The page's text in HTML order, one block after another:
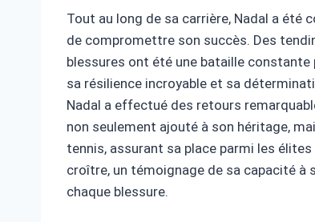
Tout au long de sa carrière, Nadal a été
de compromettre son succès. Des
blessures ont été une bataille constante
sa résilience incroyable et sa
Nadal a effectué des retours
non seulement ajouté à son héritage,
tennis, assurant sa place parmi les
croître, un témoignage de sa capacité
chaque blessure.